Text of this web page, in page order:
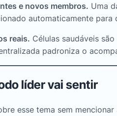
e novos membros. Uma
automaticamente
reais. Células saudáveis
padroniza o
líder vai sentir
esse tema sem